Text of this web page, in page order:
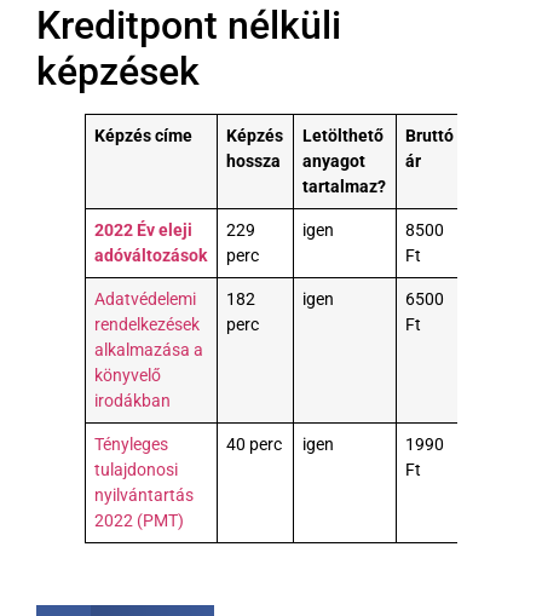
Kreditpont nélküli
képzések
Képzés címe
Képzés
hossza
Letölthető
anyagot
tartalmaz?
Bruttó
ár
2022 Év eleji
adóváltozások
229
perc
igen
8500
Ft
Adatvédelemi
rendelkezések
alkalmazása a
könyvelő
irodákban
182
perc
igen
6500
Ft
Tényleges
tulajdonosi
nyilvántartás
2022 (PMT)
40 perc igen
1990
Ft